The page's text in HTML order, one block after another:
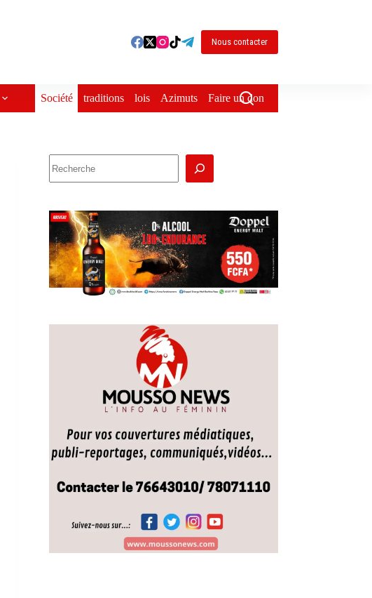
Nous contacter
Société traditions lois Azimuts Faire un don